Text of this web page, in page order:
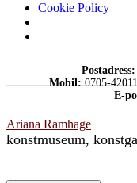
Cookie Policy
Postadress:
Mobil:0705-
E-
Ariana Ramhage
konstmuseum,